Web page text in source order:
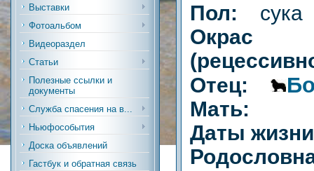
Выставки
Фотоальбом
Видеораздел
Статьи
Полезные ссылки и
документы
Служба спасения на в...
Ньюфособытия
Доска объявлений
Гастбук и обратная связь
Пол: сука
Окрас
Отец:
Мать:
Даты